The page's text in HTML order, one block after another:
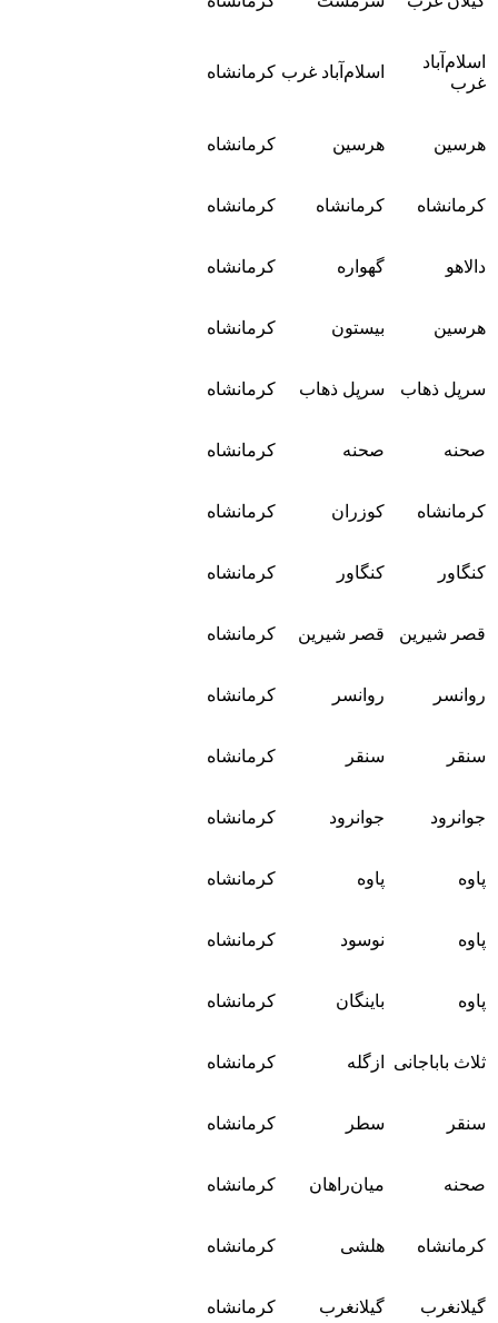
اسلام‌آباد
غرب
اسلام‌آباد غرب کرمانشاه
هرسین هرسین کرمانشاه
کرمانشاه کرمانشاه کرمانشاه
دالاهو گهواره کرمانشاه
هرسین بیستون کرمانشاه
سرپل ذهاب سرپل ذهاب کرمانشاه
صحنه صحنه کرمانشاه
کرمانشاه کوزران کرمانشاه
کنگاور کنگاور کرمانشاه
قصر شیرین قصر شیرین کرمانشاه
روانسر روانسر کرمانشاه
سنقر سنقر کرمانشاه
جوانرود جوانرود کرمانشاه
پاوه پاوه کرمانشاه
پاوه نوسود کرمانشاه
پاوه باینگان کرمانشاه
ثلاث باباجانی ازگله کرمانشاه
سنقر سطر کرمانشاه
صحنه میان‌راهان کرمانشاه
کرمانشاه هلشی کرمانشاه
گیلانغرب گیلانغرب کرمانشاه